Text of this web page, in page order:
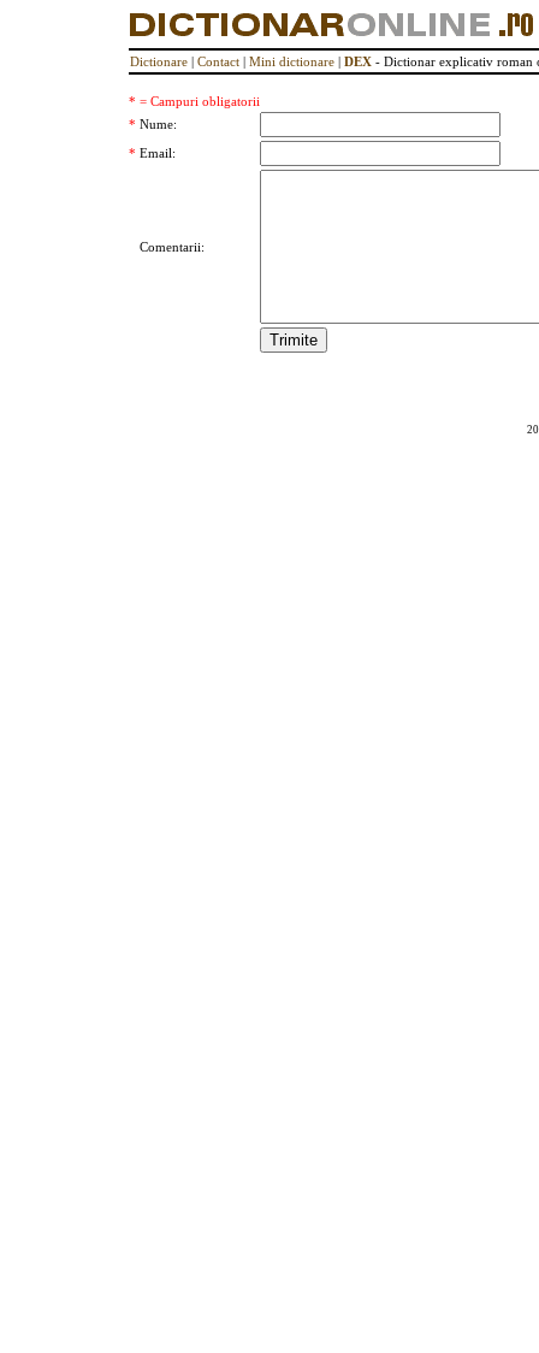
Dictionare | Contact | Mini dictionare | DEX - Dictionar explicativ roman
* = Campuri obligatorii
* Nume:
* Email:
Comentarii: